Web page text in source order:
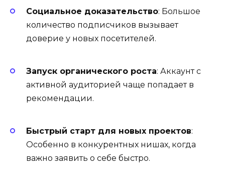
Социальное доказательство: Большое
количество подписчиков вызывает
доверие у новых посетителей.
Запуск органического роста: Аккаунт с
активной аудиторией чаще попадает в
рекомендации.
Быстрый старт для новых проектов:
Особенно в конкурентных нишах, когда
важно заявить о себе быстро.